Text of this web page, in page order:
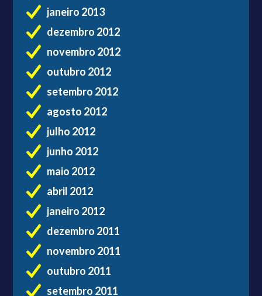
janeiro 2013
dezembro 2012
novembro 2012
outubro 2012
setembro 2012
agosto 2012
julho 2012
junho 2012
maio 2012
abril 2012
janeiro 2012
dezembro 2011
novembro 2011
outubro 2011
setembro 2011